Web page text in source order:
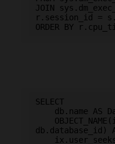
JOIN
r.session_id =
SELECT
db.database_id)